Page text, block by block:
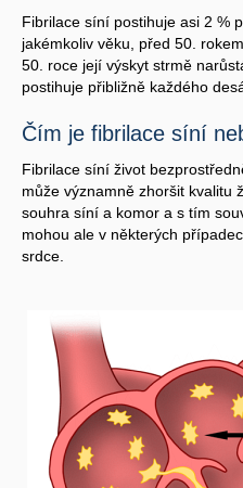
Fibrilace síní postihuje asi 2 %
jakémkoliv věku, před 50.
50. roce její výskyt strmě
postihuje přibližně každého
Čím je fibrilace síní
Fibrilace síní život
může významně zhoršit kvalitu
souhra síní a komor a s tím
mohou ale v některých
srdce.